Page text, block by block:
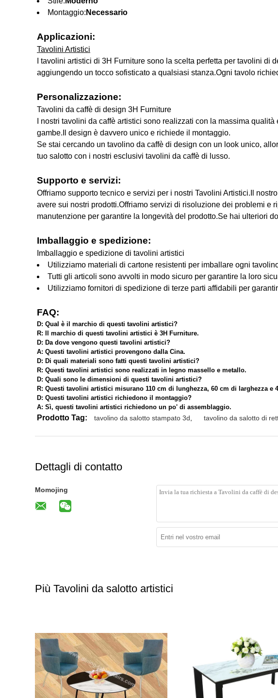
Montaggio: Necessario
Applicazioni:
Tavolini Artistici
I tavolini artistici di 3H Furniture sono la scelta perfetta per tavolini
aggiungendo un tocco sofisticato a qualsiasi stanza.Ogni tavolo
Personalizzazione:
Tavolini da caffè di design 3H Furniture
I nostri tavolini da caffè artistici sono realizzati con la massima
gambe.Il design è davvero unico e richiede il montaggio.
Se stai cercando un tavolino da caffè di design con un look unico,
tuo salotto con i nostri esclusivi tavolini da caffè di lusso.
Supporto e servizi:
Offriamo supporto tecnico e servizi per i nostri Tavolini Artistici.Il
avere sui nostri prodotti.Offriamo servizi di risoluzione dei problemi
manutenzione per garantire la longevità del prodotto.Se hai ulteriori
Imballaggio e spedizione:
Imballaggio e spedizione di tavolini artistici
Utilizziamo materiali di cartone resistenti per imballare ogni
Tutti gli articoli sono avvolti in modo sicuro per garantire la loro
Utilizziamo fornitori di spedizione di terze parti affidabili per
FAQ:
D: Qual è il marchio di questi tavolini artistici?
R: Il marchio di questi tavolini artistici è 3H Furniture.
D: Da dove vengono questi tavolini artistici?
A: Questi tavolini artistici provengono dalla Cina.
D: Di quali materiali sono fatti questi tavolini artistici?
R: Questi tavolini artistici sono realizzati in legno massello e metallo.
D: Quali sono le dimensioni di questi tavolini artistici?
R: Questi tavolini artistici misurano 110 cm di lunghezza, 60 cm di larghezza e
D: Questi tavolini artistici richiedono il montaggio?
A: Sì, questi tavolini artistici richiedono un po' di assemblaggio.
Prodotto Tag: tavolino da salotto stampato 3d tavolino da salotto di
Dettagli di contatto
Momojing
Più Tavolini da salotto artistici